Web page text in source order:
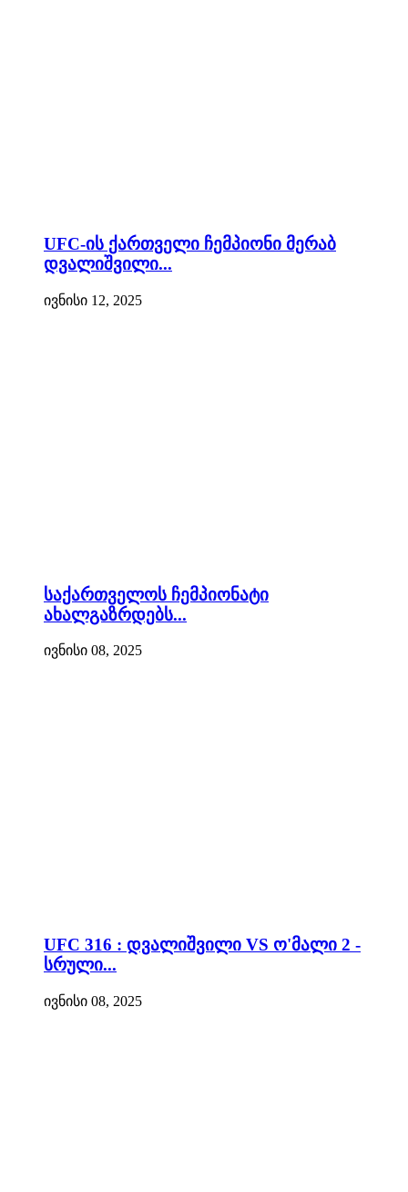
UFC-ის ქართველი ჩემპიონი მერაბ
დვალიშვილი...
ივნისი 12, 2025
საქართველოს ჩემპიონატი
ახალგაზრდებს...
ივნისი 08, 2025
UFC 316 : დვალიშვილი VS ო'მალი 2 -
სრული...
ივნისი 08, 2025